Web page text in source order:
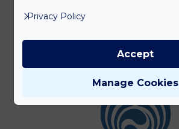
Privacy Policy
Manage Cookies
Accept